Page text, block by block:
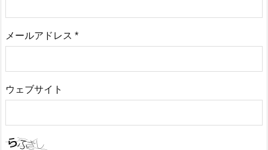
メールアドレス *
ウェブサイト